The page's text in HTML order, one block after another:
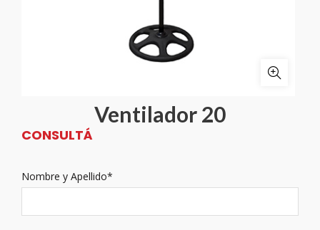
Ventilador 20
CONSULTÁ
Nombre y Apellido*